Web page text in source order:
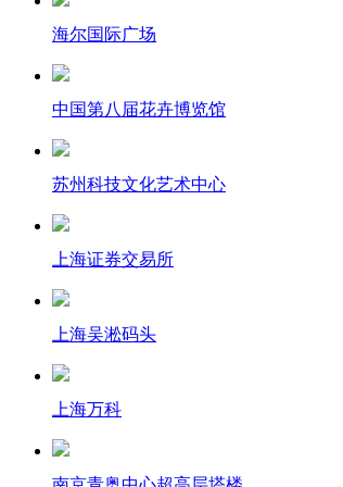
海尔国际广场
中国第八届花卉博览馆
苏州科技文化艺术中心
上海证券交易所
上海吴淞码头
上海万科